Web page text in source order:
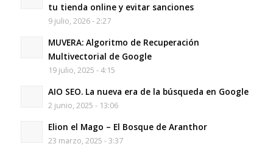
tu tienda online y evitar sanciones
9 julio, 2026 - 2:27
MUVERA: Algoritmo de Recuperación
Multivectorial de Google
19 julio, 2025 - 4:15
AIO SEO. La nueva era de la búsqueda en Google
2 junio, 2025 - 13:06
Elion el Mago – El Bosque de Aranthor
23 marzo, 2025 - 3:37